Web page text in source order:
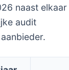
naast elkaar
audit